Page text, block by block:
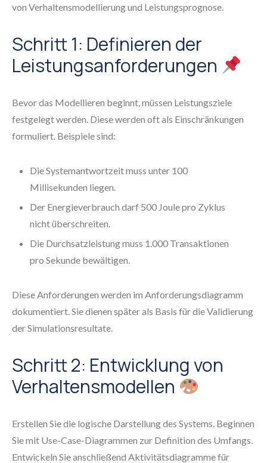
von Verhaltensmodellierung und Leistungsprognose.
Schritt 1: Definieren der
Leistungsanforderungen
Bevor das Modellieren beginnt, müssen Leistungsziele
festgelegt werden. Diese werden oft als Einschränkungen
formuliert. Beispiele sind:
Die Systemantwortzeit muss unter 100
Millisekunden liegen.
Der Energieverbrauch darf 500 Joule pro Zyklus
nicht überschreiten.
Die Durchsatzleistung muss 1.000 Transaktionen
pro Sekunde bewältigen.
Diese Anforderungen werden im Anforderungsdiagramm
dokumentiert. Sie dienen später als Basis für die Validierung
der Simulationsresultate.
Schritt 2: Entwicklung von
Verhaltensmodellen
Erstellen Sie die logische Darstellung des Systems. Beginnen
Sie mit Use-Case-Diagrammen zur Definition des Umfangs.
Entwickeln Sie anschließend Aktivitätsdiagramme für